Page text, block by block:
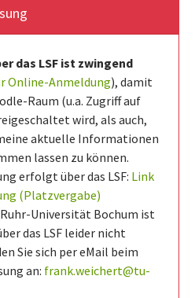
das LSF ist zwingend
Online-Anmeldung), damit
Raum (u.a. Zugriff auf
wird, als auch,
aktuelle Informationen
lassen zu können.
erfolgt über das LSF: Link
(Platzvergabe)
Universität Bochum ist
das LSF leider nicht
Sie sich per eMail beim
an: frank.weichert@tu-